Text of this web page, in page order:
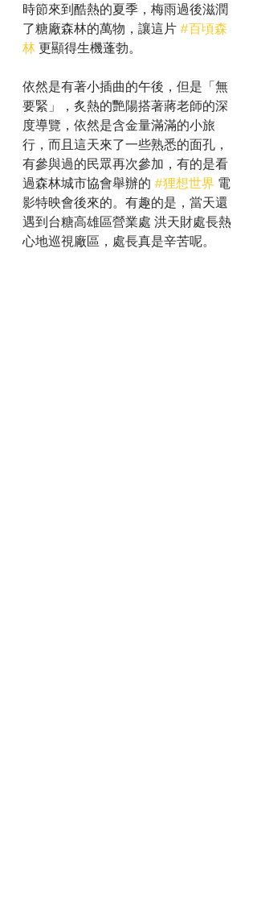
時節來到酷熱的夏季，梅雨過後滋潤
了糖廠森林的萬物，讓這片 #百頃森
林 更顯得生機蓬勃。
依然是有著小插曲的午後，但是「無
要緊」，炙熱的艷陽搭著蔣老師的深
度導覽，依然是含金量滿滿的小旅
行，而且這天來了一些熟悉的面孔，
有參與過的民眾再次參加，有的是看
過森林城市協會舉辦的 #狸想世界 電
影特映會後來的。有趣的是，當天還
遇到台糖高雄區營業處 洪天財處長熱
心地巡視廠區，處長真是辛苦呢。